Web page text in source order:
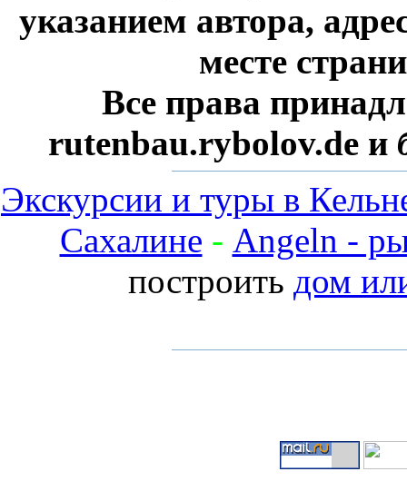
указанием автора,
месте
Все права
rutenbau.rybolov.de и
Экскурсии и туры в
Сахалине - Angeln -
построить дом